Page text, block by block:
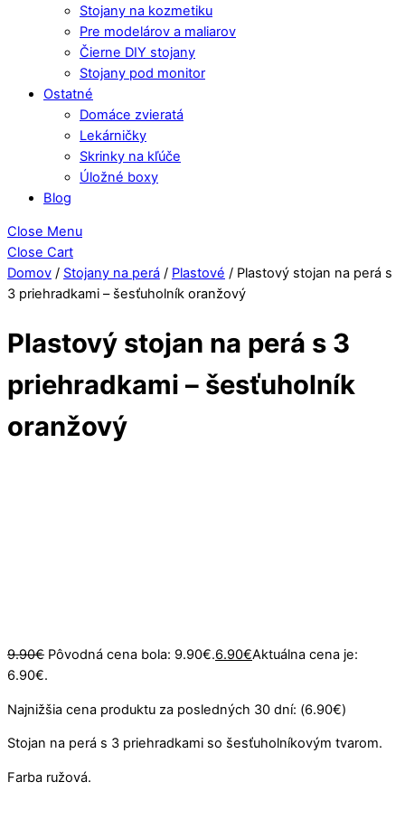
Stojany na kozmetiku
Pre modelárov a maliarov
Čierne DIY stojany
Stojany pod monitor
Ostatné
Domáce zvieratá
Lekárničky
Skrinky na kľúče
Úložné boxy
Blog
Close Menu
Close Cart
Domov / Stojany na perá / Plastové / Plastový stojan na perá s
3 priehradkami – šesťuholník oranžový
Plastový stojan na perá s 3
priehradkami – šesťuholník
oranžový
9.90€ Pôvodná cena bola: 9.90€.6.90€Aktuálna cena je:
6.90€.
Najnižšia cena produktu za posledných 30 dní: (6.90€)
Stojan na perá s 3 priehradkami so šesťuholníkovým tvarom.
Farba ružová.